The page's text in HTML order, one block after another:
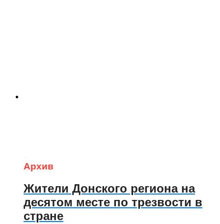
Архив
Жители Донского региона на
десятом месте по трезвости в
стране